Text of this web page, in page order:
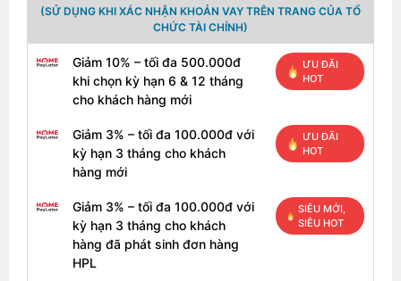
(SỬ DỤNG KHI XÁC NHẬN KHOẢN VAY TRÊN TRANG CỦA TỔ
CHỨC TÀI CHÍNH)
Giảm 10% – tối đa 500.000đ
khi chọn kỳ hạn 6 & 12 tháng
cho khách hàng mới
ƯU ĐÃI
HOT
Giảm 3% – tối đa 100.000đ với
kỳ hạn 3 tháng cho khách
hàng mới
ƯU ĐÃI
HOT
Giảm 3% – tối đa 100.000đ với
kỳ hạn 3 tháng cho khách
hàng đã phát sinh đơn hàng
HPL
SIÊU MỚI,
SIÊU HOT